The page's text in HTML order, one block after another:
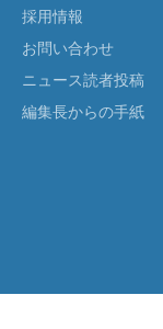
採用情報
お問い合わせ
ニュース読者投稿
編集長からの手紙